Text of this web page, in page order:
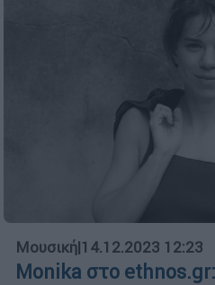
Μουσική|14.12.2023 12:23
Monika στο